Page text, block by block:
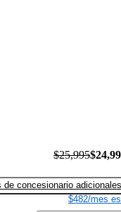
$25,995
de concesionario adicionales
$482/mes